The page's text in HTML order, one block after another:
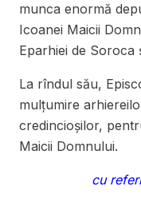
munca enormă
Icoanei Maicii
Eparhiei de Soroca
La rîndul său,
mulțumire
credincioșilor,
Maicii Domnului.
cu